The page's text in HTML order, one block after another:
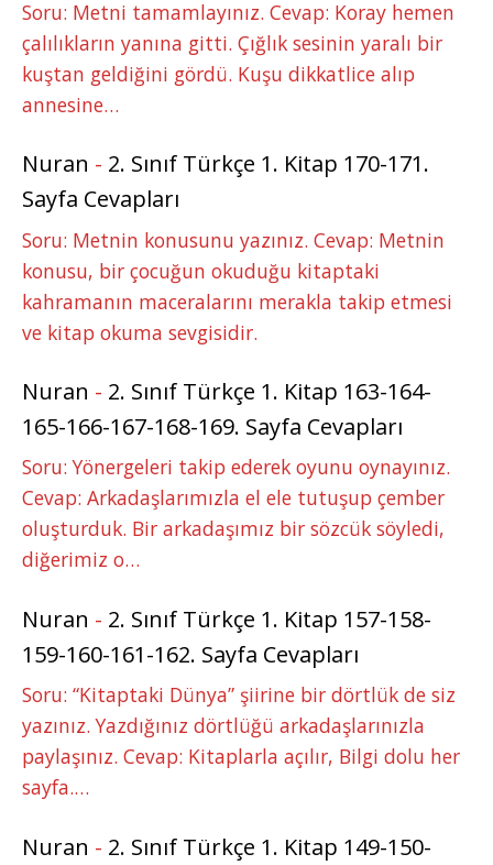
Soru: Metni tamamlayınız. Cevap: Koray hemen
çalılıkların yanına gitti. Çığlık sesinin yaralı bir
kuştan geldiğini gördü. Kuşu dikkatlice alıp
annesine…
Nuran - 2. Sınıf Türkçe 1. Kitap 170-171.
Sayfa Cevapları
Soru: Metnin konusunu yazınız. Cevap: Metnin
konusu, bir çocuğun okuduğu kitaptaki
kahramanın maceralarını merakla takip etmesi
ve kitap okuma sevgisidir.
Nuran - 2. Sınıf Türkçe 1. Kitap 163-164-
165-166-167-168-169. Sayfa Cevapları
Soru: Yönergeleri takip ederek oyunu oynayınız.
Cevap: Arkadaşlarımızla el ele tutuşup çember
oluşturduk. Bir arkadaşımız bir sözcük söyledi,
diğerimiz o…
Nuran - 2. Sınıf Türkçe 1. Kitap 157-158-
159-160-161-162. Sayfa Cevapları
Soru: “Kitaptaki Dünya” şiirine bir dörtlük de siz
yazınız. Yazdığınız dörtlüğü arkadaşlarınızla
paylaşınız. Cevap: Kitaplarla açılır, Bilgi dolu her
sayfa.…
Nuran - 2. Sınıf Türkçe 1. Kitap 149-150-